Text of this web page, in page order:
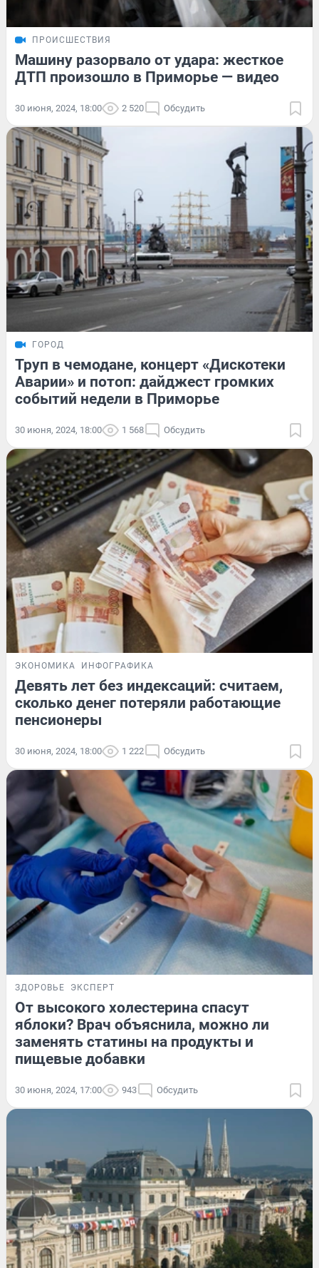
ПРОИСШЕСТВИЯ
Машину разорвало от удара: жесткое
ДТП произошло в Приморье — видео
30 июня, 2024, 18:00 2 520 Обсудить
ГОРОД
Труп в чемодане, концерт «Дискотеки
Аварии» и потоп: дайджест громких
событий недели в Приморье
30 июня, 2024, 18:00 1 568 Обсудить
ЭКОНОМИКА ИНФОГРАФИКА
Девять лет без индексаций: считаем,
сколько денег потеряли работающие
пенсионеры
30 июня, 2024, 18:00 1 222 Обсудить
ЗДОРОВЬЕ ЭКСПЕРТ
От высокого холестерина спасут
яблоки? Врач объяснила, можно ли
заменять статины на продукты и
пищевые добавки
30 июня, 2024, 17:00 943 Обсудить